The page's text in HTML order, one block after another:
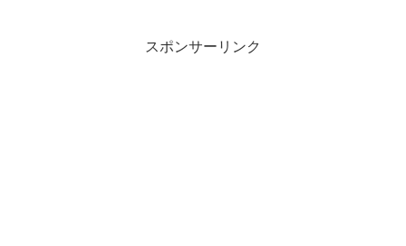
スポンサーリンク